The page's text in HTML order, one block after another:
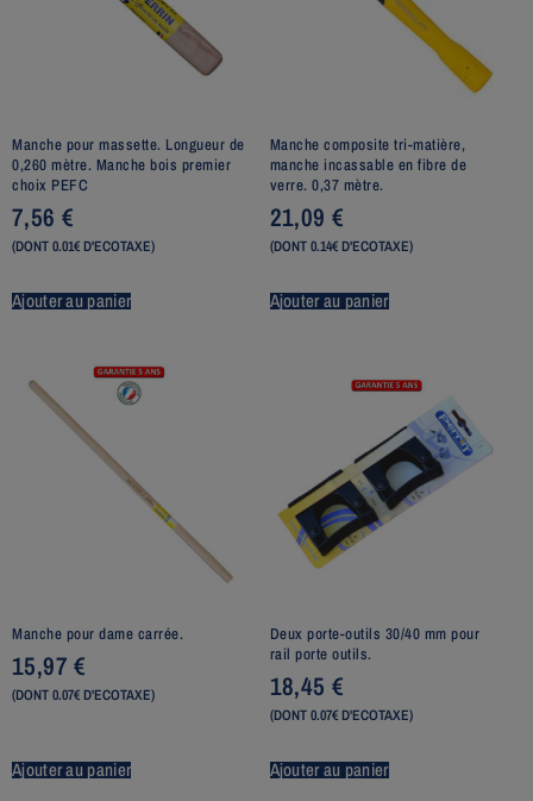
Manche pour massette. Longueur de
0,260 mètre. Manche bois premier
choix PEFC
7,56 €
(DONT 0.01€ D'ECOTAXE)
Ajouter au panier
Manche composite tri-matière,
manche incassable en fibre de
verre. 0,37 mètre.
21,09 €
(DONT 0.14€ D'ECOTAXE)
Ajouter au panier
Manche pour dame carrée.
15,97€
(DONT 0.07€ D'ECOTAXE)
Ajouter au panier
Deux porte-outils 30/40 mm pour
rail porte outils.
18,45 €
(DONT 0.07€ D'ECOTAXE)
Ajouter au panier